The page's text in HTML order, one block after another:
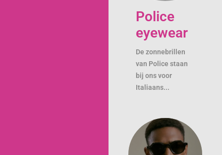
Police
eyewear
De zonnebrillen
van Police staan
bij ons voor
Italiaans...